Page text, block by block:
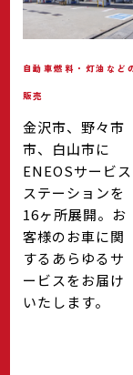
自動車燃料・灯油など
販売
金沢市、野々市
市、白山市に
ENEOSサービス
ステーションを
16ヶ所展開。お
客様のお車に関
するあらゆるサ
ービスをお届け
いたします。